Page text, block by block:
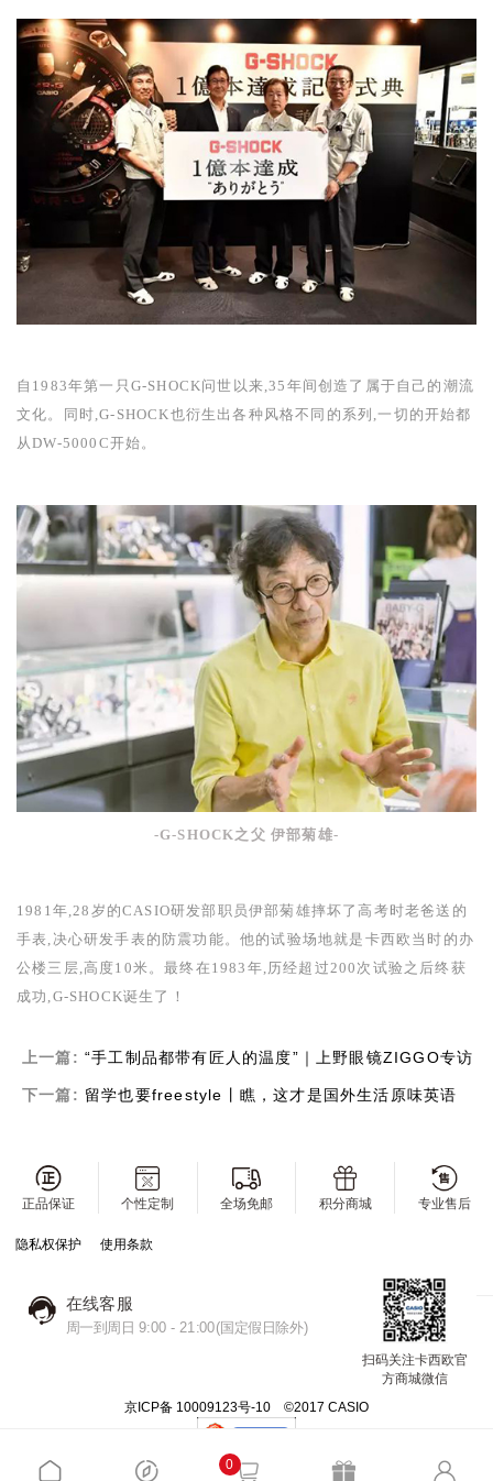
自 1983年第一只 G-SHOCK问世以来,35 年间创造了属于自己的潮流
文化。同时,G-SHOCK也衍生出各种风格不同的系列,一切的开始都
从DW-5000C开始。
-G-SHOCK之父 伊部菊雄-
1981年,28 岁的CASIO研发部职员伊部菊雄摔坏了高考时老爸送的
手表,决心研发手表的防震功能。他的试验场地就是卡西欧当时的办
公楼三层,高度10米。最终在 1983 年,历经超过200 次试验之后终获
成功,G-SHOCK诞生了！
上一篇: “手工制品都带有匠人的温度”｜上野眼镜ZIGGO专访
下一篇: 留学也要freestyle丨瞧，这才是国外生活原味英语
正品保证 个性定制 全场免邮 积分商城 专业售后
隐私权保护 使用条款
在线客服
周一到周日 9:00 - 21:00(国定假日除外)
扫码关注卡西欧官
方商城微信
京ICP备 10009123号-10 ©2017 CASIO
0